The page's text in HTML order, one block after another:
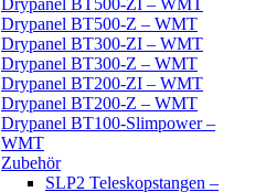
Drypanel BT500-ZI – WMT
Drypanel BT500-Z – WMT
Drypanel BT300-ZI – WMT
Drypanel BT300-Z – WMT
Drypanel BT200-ZI – WMT
Drypanel BT200-Z – WMT
Drypanel BT100-Slimpower –
WMT
Zubehör
SLP2 Teleskopstangen –